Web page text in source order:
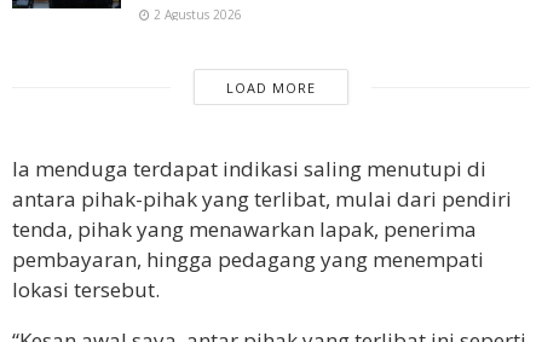
2 Agustus 2026
LOAD MORE
Ia menduga terdapat indikasi saling menutupi di
antara pihak-pihak yang terlibat, mulai dari pendiri
tenda, pihak yang menawarkan lapak, penerima
pembayaran, hingga pedagang yang menempati
lokasi tersebut.